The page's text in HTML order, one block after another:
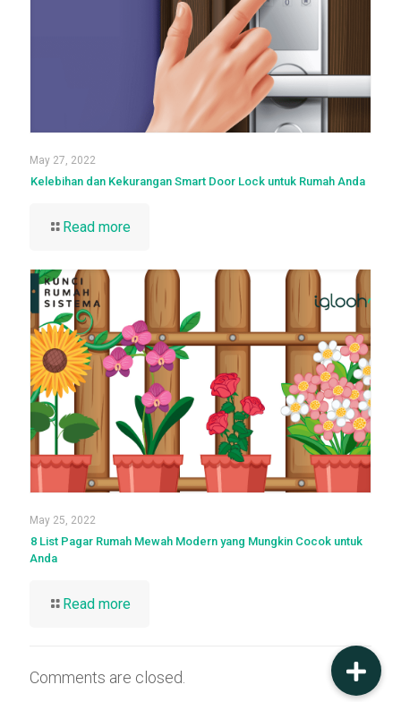
May 27, 2022
Kelebihan dan Kekurangan Smart Door Lock untuk Rumah Anda
Read more
May 25, 2022
8 List Pagar Rumah Mewah Modern yang Mungkin Cocok untuk
Anda
Read more
Comments are closed.